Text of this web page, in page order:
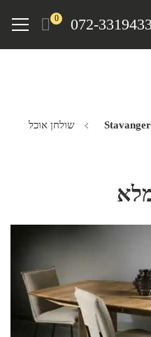
072-3319433
0
Menu
שולחן אוכל